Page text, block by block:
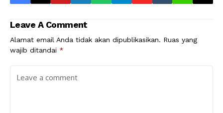
Leave A Comment
Alamat email Anda tidak akan dipublikasikan. Ruas yang
wajib ditandai *